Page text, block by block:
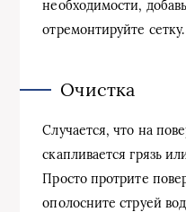
необходимости,
отремонтируйте сетку.
Очистка
Случается, что на
скапливается грязь
Просто протрите
ополосните струей